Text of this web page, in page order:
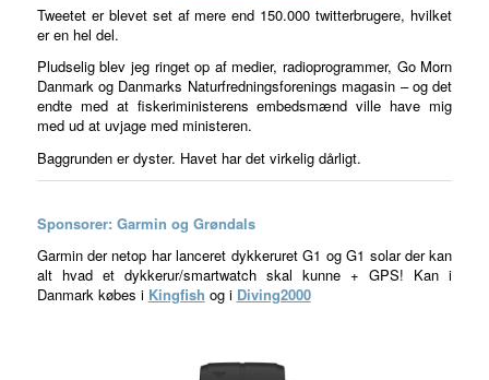
Tweetet er blevet set af mere end 150.000 twitterbrugere, hvilket
er en hel del.
Pludselig blev jeg ringet op af medier, radioprogrammer, Go Morn
Danmark og Danmarks Naturfredningsforenings magasin – og det
endte med at fiskeriministerens embedsmænd ville have mig
med ud at uvjage med ministeren.
Baggrunden er dyster. Havet har det virkelig dårligt.
Sponsorer: Garmin og Grøndals
Garmin der netop har lanceret dykkeruret G1 og G1 solar der kan
alt hvad et dykkerur/smartwatch skal kunne + GPS! Kan i
Danmark købes i Kingfish og i Diving2000